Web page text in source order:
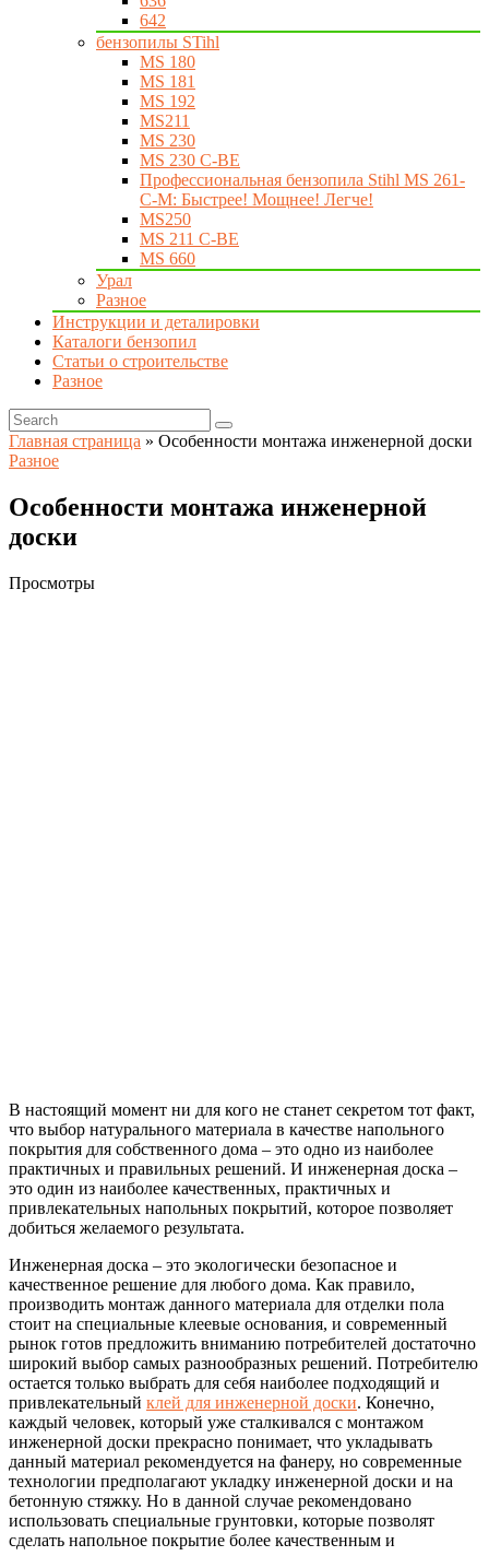
642
бензопилы STihl
MS 180
MS 181
MS 192
MS211
MS 230
MS 230 C-BE
Профессиональная бензопила Stihl MS 261-
C-M: Быстрее! Мощнее! Легче!
MS250
MS 211 C-BE
MS 660
Урал
Разное
Инструкции и деталировки
Каталоги бензопил
Статьи о строительстве
Разное
Главная страница » Особенности монтажа инженерной доски
Разное
Особенности монтажа инженерной
доски
Просмотры
В настоящий момент ни для кого не станет секретом тот факт,
что выбор натурального материала в качестве напольного
покрытия для собственного дома – это одно из наиболее
практичных и правильных решений. И инженерная доска –
это один из наиболее качественных, практичных и
привлекательных напольных покрытий, которое позволяет
добиться желаемого результата.
Инженерная доска – это экологически безопасное и
качественное решение для любого дома. Как правило,
производить монтаж данного материала для отделки пола
стоит на специальные клеевые основания, и современный
рынок готов предложить вниманию потребителей достаточно
широкий выбор самых разнообразных решений. Потребителю
остается только выбрать для себя наиболее подходящий и
привлекательный клей для инженерной доски. Конечно,
каждый человек, который уже сталкивался с монтажом
инженерной доски прекрасно понимает, что укладывать
данный материал рекомендуется на фанеру, но современные
технологии предполагают укладку инженерной доски и на
бетонную стяжку. Но в данной случае рекомендовано
использовать специальные грунтовки, которые позволят
сделать напольное покрытие более качественным и